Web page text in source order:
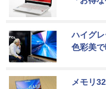
ハイグ
色彩美
メモリ